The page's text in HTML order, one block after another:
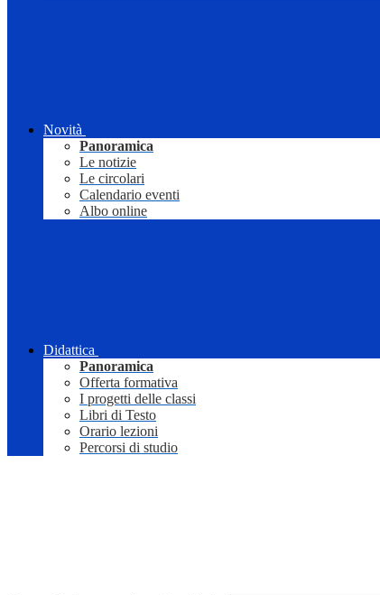
Novità
Panoramica
Le notizie
Le circolari
Calendario eventi
Albo online
Didattica
Panoramica
Offerta formativa
I progetti delle classi
Libri di Testo
Orario lezioni
Percorsi di studio